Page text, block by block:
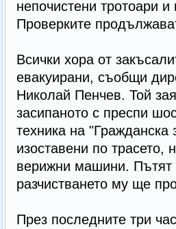
непочистени тротоари
Проверките
Всички хора от
евакуирани, съобщи
Николай Пенчев. Той
засипаното с преспи
техника на
изоставени по трасето,
верижни машини. Пътят
разчистването му ще
През последните три